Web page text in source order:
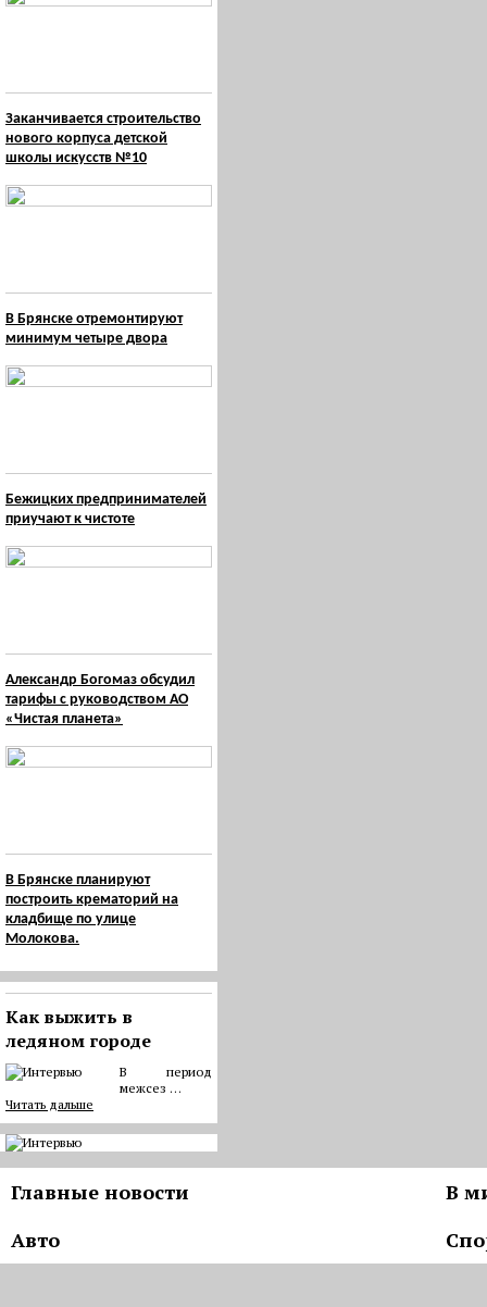
Заканчивается строительство
нового корпуса детской
школы искусств №10
В Брянске отремонтируют
минимум четыре двора
Бежицких предпринимателей
приучают к чистоте
Александр Богомаз обсудил
тарифы с руководством АО
«Чистая планета»
В Брянске планируют
построить крематорий на
кладбище по улице
Молокова.
Как выжить в
ледяном городе
В период
межсез …
Читать дальше
Главные новости
В
Авто